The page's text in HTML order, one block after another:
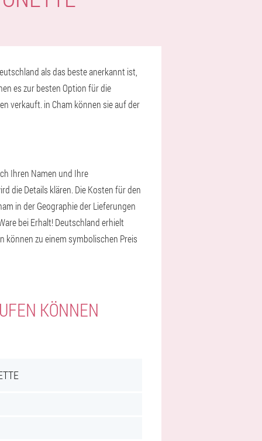
als das beste anerkannt ist,
es zur besten Option für die
verkauft. in Cham können sie auf der
Ihren Namen und Ihre
die Details klären. Die Kosten für den
in der Geographie der Lieferungen
bei Erhalt! Deutschland erhielt
können zu einem symbolischen Preis
KÖNNEN